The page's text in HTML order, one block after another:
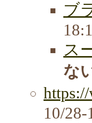
ブ
ス
な
10/28-